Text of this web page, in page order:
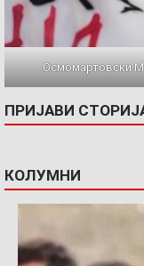
Осмомартовски
ПРИЈАВИ
КОЛУМНИ